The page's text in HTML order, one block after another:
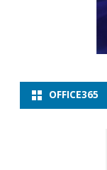
OFFICE365